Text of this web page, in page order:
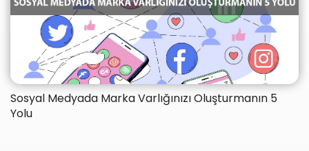
Sosyal Medyada Marka Varlığınızı Oluşturmanın 5
Yolu